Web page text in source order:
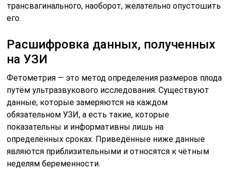
трансвагинального, наоборот, желательно опустошить
его.
Расшифровка данных, полученных
на УЗИ
Фетометрия — это метод определения размеров плода
путём ультразвукового исследования. Существуют
данные, которые замеряются на каждом
обязательном УЗИ, а есть такие, которые
показательны и информативны лишь на
определённых сроках. Приведённые ниже данные
являются приблизительными и относятся к чётным
неделям беременности.